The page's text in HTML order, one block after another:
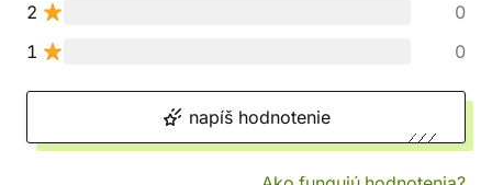
2
0
1
0
napíš hodnotenie